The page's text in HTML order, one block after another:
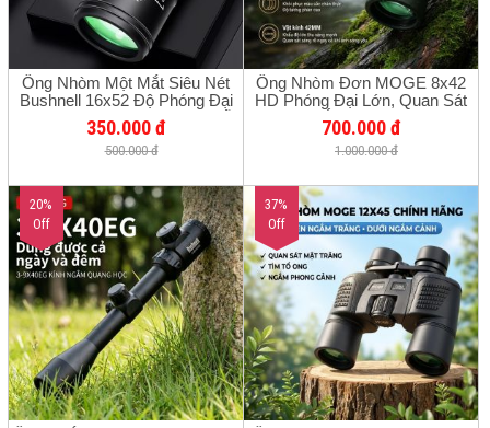
Ống Nhòm Một Mắt Siêu Nét
Bushnell 16x52 Độ Phóng Đại
Cao, Quan Sát Mặt Trăng, Hỗ
Trợ Nhìn Đêm Ánh Sáng Yếu,
Gắn Điện Thoại Chụp Ảnh Từ
350.000 đ
500.000 đ
Ống Nhòm Đơn MOGE 8x42
HD Phóng Đại Lớn, Quan Sát
Ban Đêm Ánh Sáng Yếu, Chụp
Ảnh Điện Thoại, Ngắm Chim, Du
Lịch, Xem Hòa Nhạc
700.000 đ
1.000.000 đ
20%
Off
37%
Off